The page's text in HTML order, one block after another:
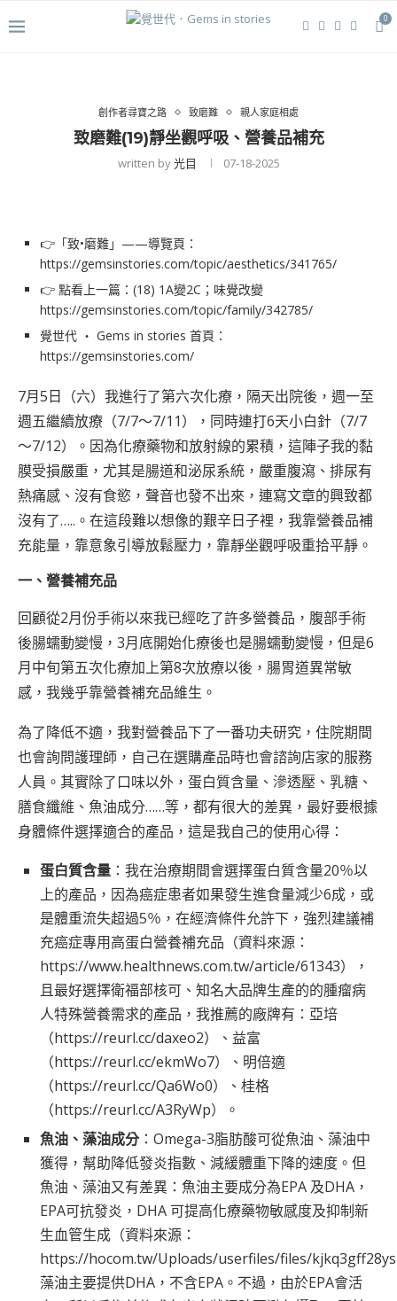
0
創作者尋寶之路 致磨難 親人家庭相處
致磨難(19)靜坐觀呼吸、營養品補充
written by光目 07-18-2025
👉「致•磨難」——導覽頁：
https://gemsinstories.com/topic/aesthetics/341765/
👉 點看上一篇：(18) 1A變2C；味覺改變
https://gemsinstories.com/topic/family/342785/
覺世代 ‧ Gems in stories 首頁：
https://gemsinstories.com/
7月5日（六）我進行了第六次化療，隔天出院後，週一至
週五繼續放療（7/7～7/11），同時連打6天小白針（7/7
～7/12）。因為化療藥物和放射線的累積，這陣子我的黏
膜受損嚴重，尤其是腸道和泌尿系統，嚴重腹瀉、排尿有
熱痛感、沒有食慾，聲音也發不出來，連寫文章的興致都
沒有了…..。在這段難以想像的艱辛日子裡，我靠營養品補
充能量，靠意象引導放鬆壓力，靠靜坐觀呼吸重拾平靜。
一、營養補充品
回顧從2月份手術以來我已經吃了許多營養品，腹部手術
後腸蠕動變慢，3月底開始化療後也是腸蠕動變慢，但是6
月中旬第五次化療加上第8次放療以後，腸胃道異常敏
感，我幾乎靠營養補充品維生。
為了降低不適，我對營養品下了一番功夫研究，住院期間
也會詢問護理師，自己在選購產品時也會諮詢店家的服務
人員。其實除了口味以外，蛋白質含量、滲透壓、乳糖、
膳食纖維、魚油成分……等，都有很大的差異，最好要根據
身體條件選擇適合的產品，這是我自己的使用心得：
蛋白質含量 ：我在治療期間會選擇蛋白質含量20％以
上的產品，因為癌症患者如果發生進食量減少6成，或
是體重流失超過5％，在經濟條件允許下，強烈建議補
充癌症專用高蛋白營養補充品（資料來源：
https://www.healthnews.com.tw/article/61343），
且最好選擇衛福部核可、知名大品牌生產的的腫瘤病
人特殊營養需求的產品，我推薦的廠牌有：亞培
（https://reurl.cc/daxeo2）、益富
（https://reurl.cc/ekmWo7）、明倍適
（https://reurl.cc/Qa6Wo0）、桂格
（https://reurl.cc/A3RyWp）。
魚油、藻油成分：Omega-3脂肪酸可從魚油、藻油中
獲得，幫助降低發炎指數、減緩體重下降的速度。但
魚油、藻油又有差異：魚油主要成分為EPA 及DHA，
EPA可抗發炎，DHA 可提高化療藥物敏感度及抑制新
生血管生成（資料來源：
https://hocom.tw/Uploads/userfiles/files/
藻油主要提供DHA，不含EPA。不過，由於EPA會活